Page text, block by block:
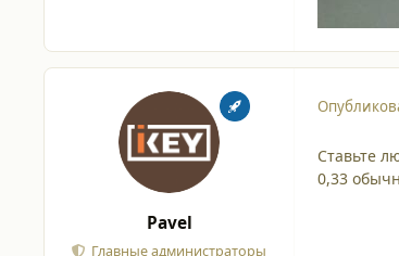
Pavel
Главные администраторы
Ставьте
0,33